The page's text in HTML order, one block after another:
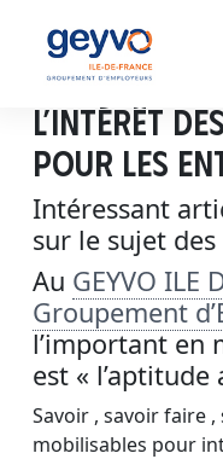
L’intérêt
pour les
Intéressant
sur le sujet
Au GEYVO ILE
Groupement
l’important en
est « l’aptitude
Savoir , savoir faire
mobilisables pour